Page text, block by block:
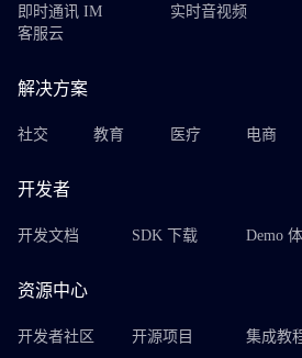
即时通讯 IM 实时音视频
客服云
解决方案
社交 教育 医疗 电商
开发者
开发文档 SDK 下载 Demo
资源中心
开发者社区 开源项目 集成教